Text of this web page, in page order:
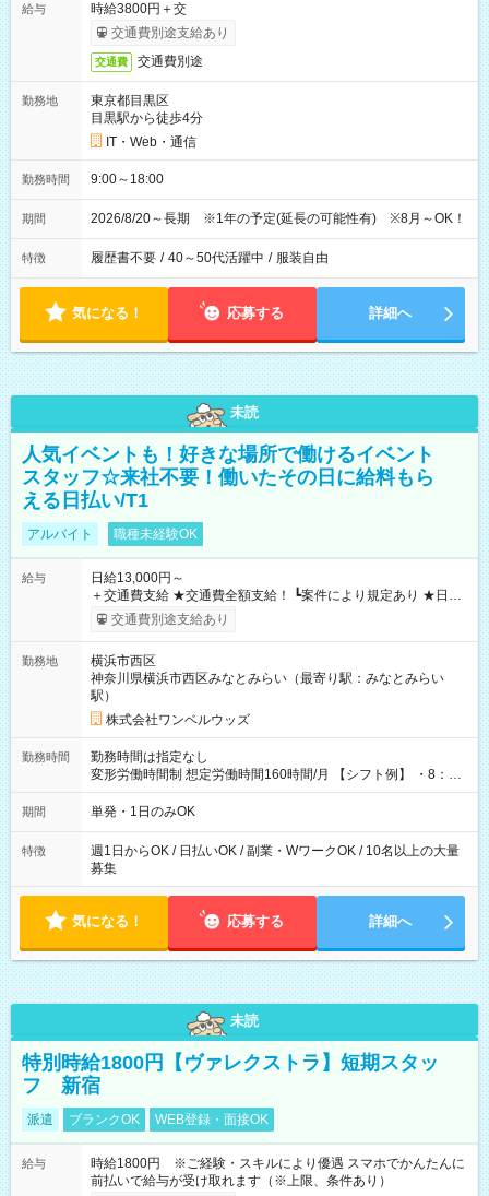
給与
時給3800円＋交
交通費別途支給あり
交通費 交通費別途
勤務地
東京都目黒区
目黒駅から徒歩4分
IT・Web・通信
勤務時間 9:00～18:00
期間 2026/8/20～長期 ※1年の予定(延長の可能性有) ※8月～OK！
特徴 履歴書不要 / 40～50代活躍中 / 服装自由
気になる！ 応募する 詳細へ
未読
人気イベントも！好きな場所で働けるイベント
スタッフ☆来社不要！働いたその日に給料もら
える日払い/T1
アルバイト 職種未経験OK
給与
日給13,000円～
＋交通費支給 ★交通費全額支給！ ┗案件により規定あり ★日払
いOK！（規定あり） ┗働いたその日に現金GET♪ お仕事後はコ
ンビニATMから 日払い分を引き落とせます！ 【試用期間】試
交通費別途支給あり
勤務地
横浜市西区
神奈川県横浜市西区みなとみらい（最寄り駅：みなとみらい
駅）
株式会社ワンベルウッズ
勤務時間
勤務時間は指定なし
変形労働時間制 想定労働時間160時間/月 【シフト例】 ・8：00
～21：00
期間 単発・1日のみOK
特徴
週1日からOK / 日払いOK / 副業・WワークOK / 10名以上の大量
募集
気になる！ 応募する 詳細へ
未読
特別時給1800円【ヴァレクストラ】短期スタッ
フ 新宿
派遣 ブランクOK WEB登録・面接OK
給与
時給1800円 ※ご経験・スキルにより優遇 スマホでかんたんに
前払いで給与が受け取れます（※上限、条件あり）